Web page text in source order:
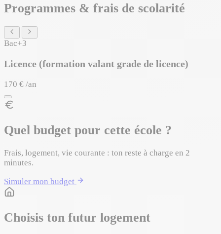
Programmes & frais de scolarité
Bac+3
Licence (formation valant grade de licence)
170 € /an
Quel budget pour cette école ?
Frais, logement, vie courante : ton reste à charge en 2
minutes.
Simuler mon budget
Choisis ton futur logement